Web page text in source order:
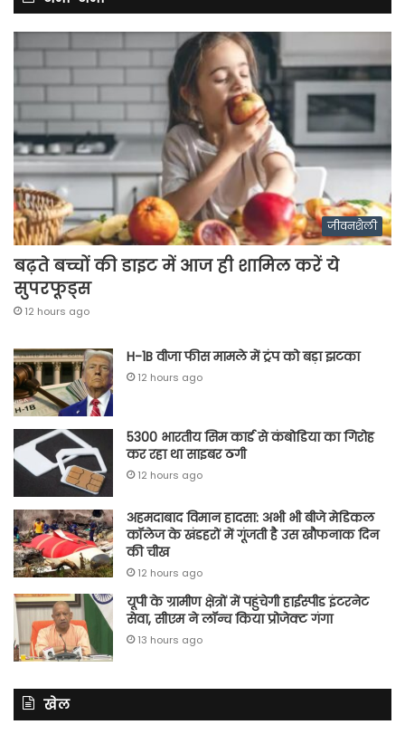
जीवनशैली
बढ़ते बच्चों की डाइट में आज ही शामिल करें ये
सुपरफूड्स
12 hours ago
H-1B वीजा फीस मामले में ट्रंप को बड़ा झटका
12 hours ago
5300 भारतीय सिम कार्ड से कंबोडिया का गिरोह
कर रहा था साइबर ठगी
12 hours ago
अहमदाबाद विमान हादसा: अभी भी बीजे मेडिकल
कॉलेज के खंडहरों में गूंजती है उस खौफनाक दिन
की चीख
12 hours ago
यूपी के ग्रामीण क्षेत्रों में पहुंचेगी हाईस्पीड इंटरनेट
सेवा, सीएम ने लॉन्च किया प्रोजेक्ट गंगा
13 hours ago
खेल